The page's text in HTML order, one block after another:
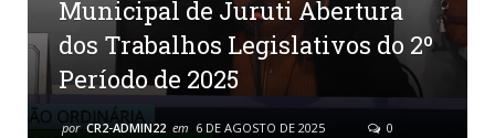
Municipal de Juruti Abertura
dos Trabalhos Legislativos do 2º
Período de 2025
por CR2-ADMIN22 em 6 DE AGOSTO DE 2025
0